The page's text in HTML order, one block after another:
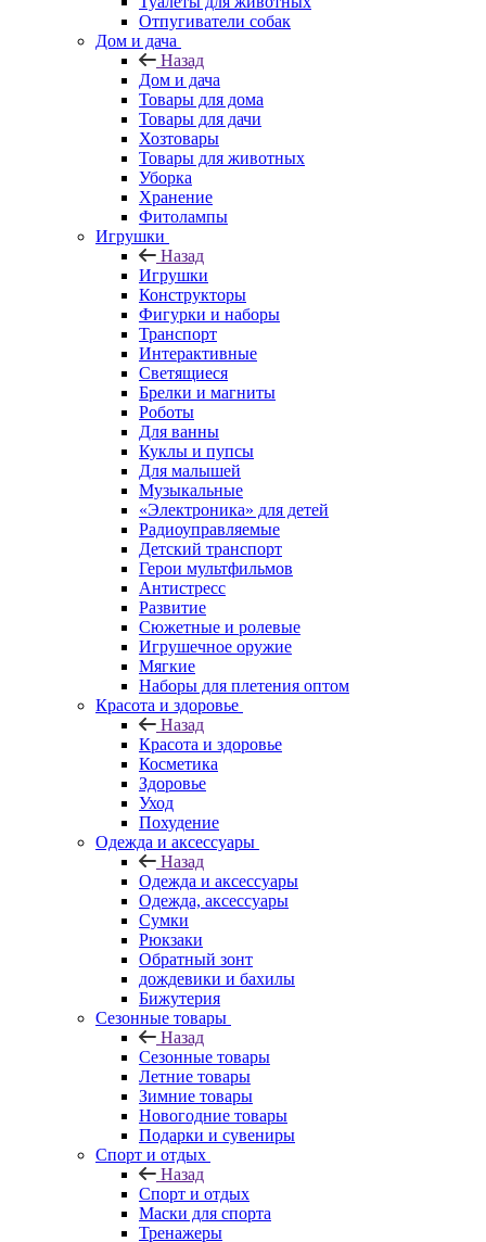
Отпугиватели собак
Дом и дача
Назад
Дом и дача
Товары для дома
Товары для дачи
Хозтовары
Товары для животных
Уборка
Хранение
Фитолампы
Игрушки
Назад
Игрушки
Конструкторы
Фигурки и наборы
Транспорт
Интерактивные
Светящиеся
Брелки и магниты
Роботы
Для ванны
Куклы и пупсы
Для малышей
Музыкальные
«Электроника» для детей
Радиоуправляемые
Детский транспорт
Герои мультфильмов
Антистресс
Развитие
Сюжетные и ролевые
Игрушечное оружие
Мягкие
Наборы для плетения оптом
Красота и здоровье
Назад
Красота и здоровье
Косметика
Здоровье
Уход
Похудение
Одежда и аксессуары
Назад
Одежда и аксессуары
Одежда, аксессуары
Сумки
Рюкзаки
Обратный зонт
дождевики и бахилы
Бижутерия
Сезонные товары
Назад
Сезонные товары
Летние товары
Зимние товары
Новогодние товары
Подарки и сувениры
Спорт и отдых
Назад
Спорт и отдых
Маски для спорта
Тренажеры